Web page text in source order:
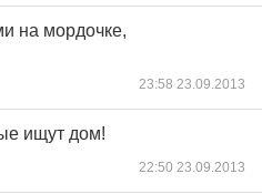
на мордочке,
23:58 23.09.2013
ищут дом!
22:50 23.09.2013